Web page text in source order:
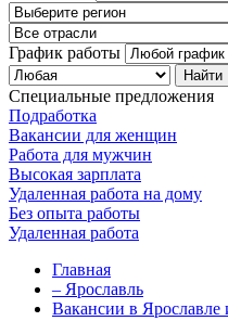
График работы
Специальные предложения
Подработка
Вакансии для женщин
Работа для мужчин
Высокая зарплата
Удаленная работа на дому
Без опыта работы
Удаленная работа
Главная
– Ярославль
Вакансии в Ярославле